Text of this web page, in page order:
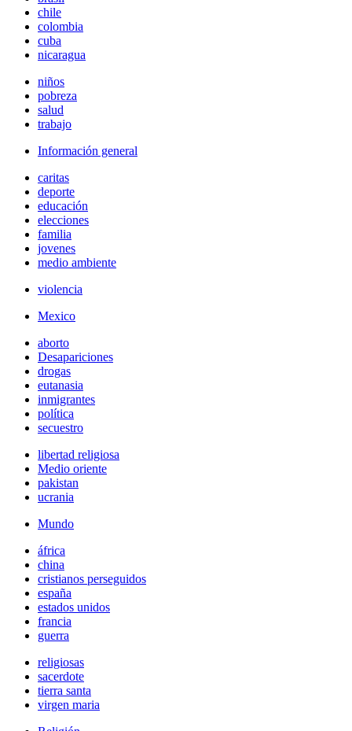
chile
colombia
cuba
nicaragua
niños
pobreza
salud
trabajo
Información general
caritas
deporte
educación
elecciones
familia
jovenes
medio ambiente
violencia
Mexico
aborto
Desapariciones
drogas
eutanasia
inmigrantes
política
secuestro
libertad religiosa
Medio oriente
pakistan
ucrania
Mundo
áfrica
china
cristianos perseguidos
españa
estados unidos
francia
guerra
religiosas
sacerdote
tierra santa
virgen maria